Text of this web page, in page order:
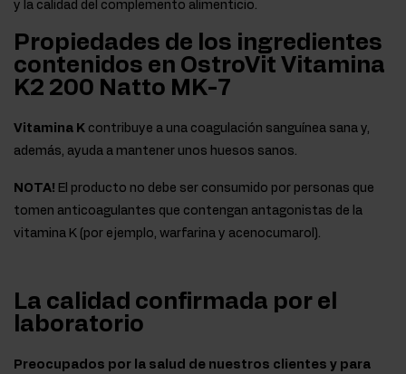
y la calidad del complemento alimenticio.
Propiedades de los ingredientes
contenidos en OstroVit Vitamina
K2 200 Natto MK-7
Vitamina K contribuye a una coagulación sanguínea sana y,
además, ayuda a mantener unos huesos sanos.
NOTA! El producto no debe ser consumido por personas que
tomen anticoagulantes que contengan antagonistas de la
vitamina K (por ejemplo, warfarina y acenocumarol).
La calidad confirmada por el
laboratorio
Preocupados por la salud de nuestros clientes y para